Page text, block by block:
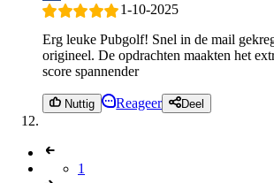
1-10-2025
Erg leuke Pubgolf! Snel in de mail
origineel. De opdrachten maakten het
score spannender
Nuttig Reageer Deel
1